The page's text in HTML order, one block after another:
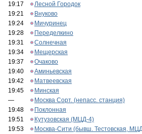
19:17
Лесной Городок
19:21
Внуково
19:24
Мичуринец
19:28
Переделкино
19:31
Солнечная
19:34
Мещерская
19:37
Очаково
19:40
Аминьевская
19:42
Матвеевская
19:45
Минская
—
Москва Сорт. (непасс. станция)
19:48
Поклонная
19:51
Кутузовская (МЦД-4)
19:53
Москва-Сити (бывш. Тестовская,